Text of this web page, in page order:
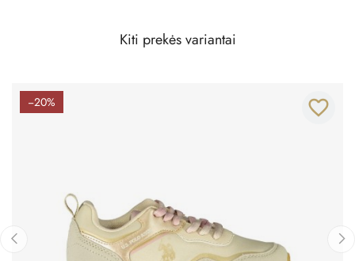
Kiti prekės variantai
−20% favorite_border